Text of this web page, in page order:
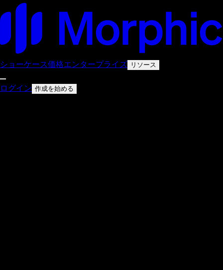
ショーケース価格エンタープライズ リソース
ログイン 作成を始める